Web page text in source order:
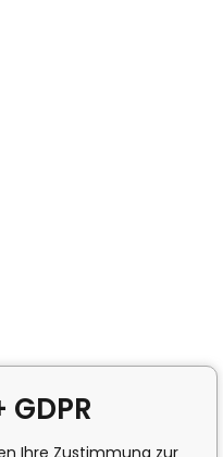
Ihre Zustimmung zur